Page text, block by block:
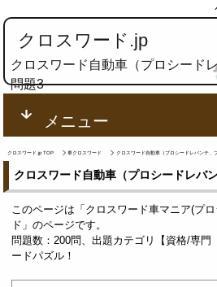
クロスワード.jp
クロスワード自動車（プロシード
問題3
メニュー
クロスワード.jp TOP 車クロスワード クロスワード自動車（プロシードレバンテ、
クロスワード自動車（プロシードレバ
このページは「クロスワード車マニア(プ
ド」のページです。
問題数：200問、出題カテゴリ【資格/専門
ードパズル！